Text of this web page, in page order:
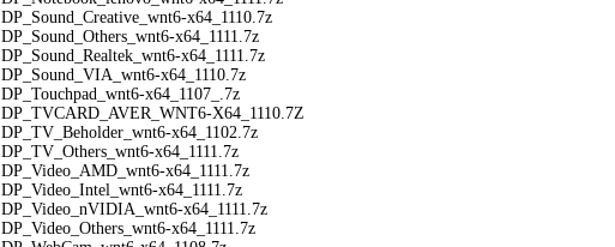
DP_Sound_Creative_wnt6-x64_1110.7z
DP_Sound_Others_wnt6-x64_1111.7z
DP_Sound_Realtek_wnt6-x64_1111.7z
DP_Sound_VIA_wnt6-x64_1110.7z
DP_Touchpad_wnt6-x64_1107_.7z
DP_TVCARD_AVER_WNT6-X64_1110.7Z
DP_TV_Beholder_wnt6-x64_1102.7z
DP_TV_Others_wnt6-x64_1111.7z
DP_Video_AMD_wnt6-x64_1111.7z
DP_Video_Intel_wnt6-x64_1111.7z
DP_Video_nVIDIA_wnt6-x64_1111.7z
DP_Video_Others_wnt6-x64_1111.7z